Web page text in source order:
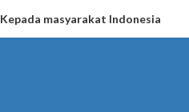
Kepada masyarakat Indonesia